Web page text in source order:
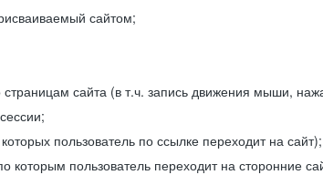
сайтом;
сайта (в т.ч. запись движения мыши,
пользователь по ссылке переходит на сайт);
которым пользователь переходит на сторонние